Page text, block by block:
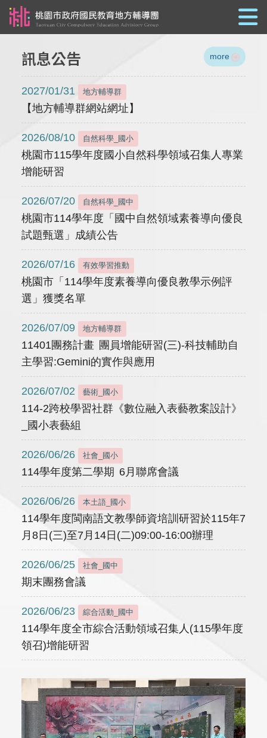
訊息公告 more
2027/01/31 地方輔導群
【地方輔導群網站網址】
2026/08/10 自然科學_國小
桃園市115學年度國小自然科學領域召集人專業
增能研習
2026/07/20 自然科學_國中
桃園市114學年度「國中自然領域素養導向優良
試題甄選」成績公告
2026/07/16 有效學習推動
桃園市「114學年度素養導向優良教學示例評
選」獲獎名單
2026/07/09 地方輔導群
11401團務計畫 團員增能研習(三)-科技輔助自
主學習:Gemini的實作與應用
2026/07/02 藝術_國小
114-2跨校學習社群《數位融入表藝教案設計》
_國小表藝組
2026/06/26 社會_國小
114學年度第二學期 6月聯席會議
2026/06/26 本土語_國小
114學年度閩南語文教學師資培訓研習於115年7
月8日(三)至7月14日(二)09:00-16:00辦理
2026/06/25 社會_國中
期末團務會議
2026/06/23 綜合活動_國中
114學年度全市綜合活動領域召集人(115學年度
領召)增能研習